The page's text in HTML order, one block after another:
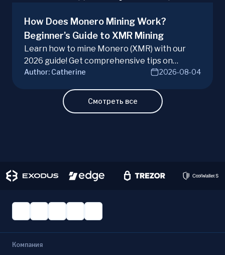
How Does Monero Mining Work?
Beginner’s Guide to XMR Mining
Learn how to mine Monero (XMR) with our
2026 guide! Get comprehensive tips on
hardware, software, and techniques for
Author: Catherine 2026-08-04
Смотреть все
Компания